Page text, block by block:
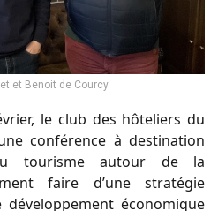
et Benoit de Courcy.
le club des hôteliers du
conférence à destination
tourisme autour de la
faire d’une stratégie
économique